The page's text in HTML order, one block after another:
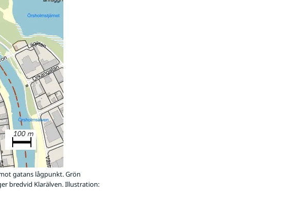
gatans lågpunkt. Grön
bredvid Klarälven. Illustration: